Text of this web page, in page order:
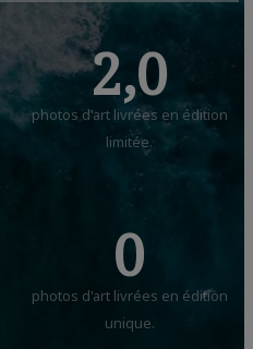
2,0
photos d'art livrées en édition
limitée.
0
photos d'art livrées en édition
unique.